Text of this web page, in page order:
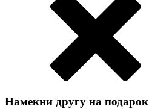
Намекни другу на подарок